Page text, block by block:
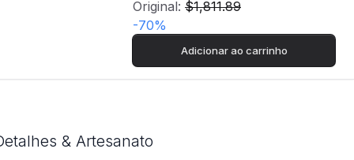
Original: $1,811.89
-70%
Adicionar ao carrinho
& Artesanato